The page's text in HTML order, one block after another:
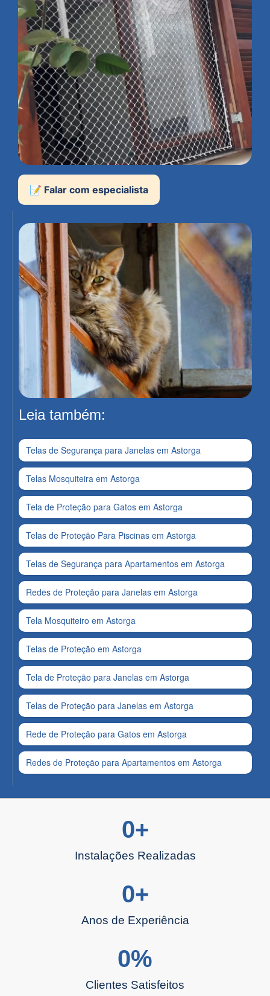
📝 Falar com especialista
Leia também:
Telas de Segurança para Janelas em Astorga
Telas Mosquiteira em Astorga
Tela de Proteção para Gatos em Astorga
Telas de Proteção Para Piscinas em Astorga
Telas de Segurança para Apartamentos em Astorga
Redes de Proteção para Janelas em Astorga
Tela Mosquiteiro em Astorga
Telas de Proteção em Astorga
Tela de Proteção para Janelas em Astorga
Telas de Proteção para Janelas em Astorga
Rede de Proteção para Gatos em Astorga
Redes de Proteção para Apartamentos em Astorga
Instalações Realizadas
0+
Anos de Experiência
0+
Clientes Satisfeitos
0%